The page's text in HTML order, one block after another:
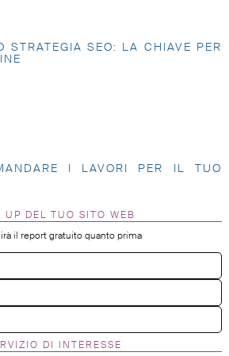
STRATEGIA SEO: LA CHIAVE PER
I LAVORI PER IL TUO
UP DEL TUO SITO WEB
il report gratuito quanto prima
DI INTERESSE